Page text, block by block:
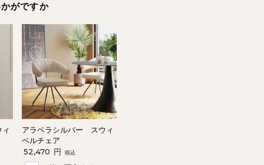
がですか
アラベラシルバー スウィ
ベルチェア
52,470 円 税込